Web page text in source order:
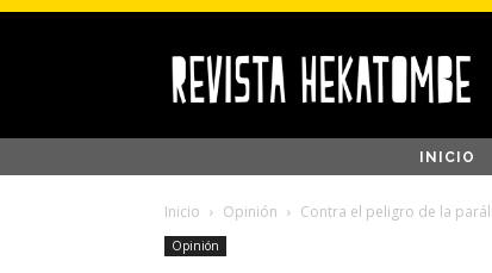
INICIO
Inicio Opinión Contra el peligro de la
Opinión